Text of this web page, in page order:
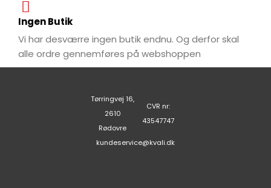
Ingen Butik
Vi har desværre ingen butik endnu. Og derfor skal
alle ordre gennemføres på webshoppen
Tørringvej 16,
2610
Rødovre
CVR nr:
43547747
kundeservice@kvali.dk